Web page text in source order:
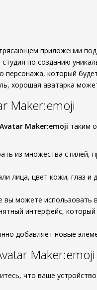
приложении
по созданию
который
хорошая аватарка
Maker:emoji
Maker:emoji таким
из множества стилей,
лица, цвет кожи, глаз
можете использовать
интерфейс,
добавляет новые
Maker:emoji
что ваше